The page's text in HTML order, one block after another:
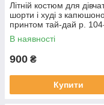
Літній костюм для
шорти і худі з
принтом тай-дай р.
В наявності
900 ₴
Купити